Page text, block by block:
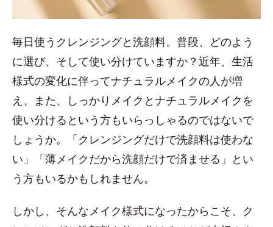
毎日使うクレンジングと洗顔料。普段、どのよう
に選び、そして使い分けていますか？近年、生活
様式の変化に伴ってナチュラルメイクの人が増
え、また、しっかりメイクとナチュラルメイクを
使い分けるという方もいらっしゃるのではないで
しょうか。「クレンジングだけで洗顔料は使わな
い」「薄メイクだから洗顔だけで済ませる」とい
う方もいるかもしれません。
しかし、そんなメイク様式になったからこそ、ク